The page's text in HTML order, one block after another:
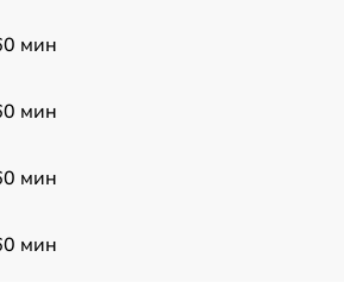
мин
мин
мин
мин